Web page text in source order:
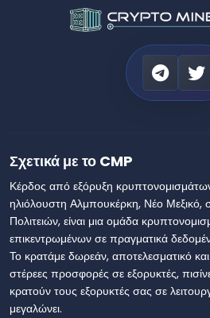
Σχετικά με το CMP
Κέρδος από εξόρυξη
ηλιόλουστη Αλμπουκέρκη, Νέο Μεξικό,
Πολιτειών, είναι μια ομάδα
επικεντρωμένων σε πραγματικά
Το κρατάμε δωρεάν, αποτελεσματικό
στέρεες προσφορές σε εξορυκτές,
κρατούν τους εξορυκτές σας σε
μεγαλώνει.